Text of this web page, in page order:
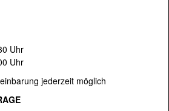
Uhr
Uhr
jederzeit möglich